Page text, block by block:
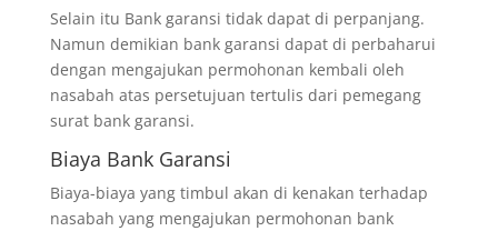
Selain itu Bank garansi tidak dapat di perpanjang.
Namun demikian bank garansi dapat di perbaharui
dengan mengajukan permohonan kembali oleh
nasabah atas persetujuan tertulis dari pemegang
surat bank garansi.
Biaya Bank Garansi
Biaya-biaya yang timbul akan di kenakan terhadap
nasabah yang mengajukan permohonan bank